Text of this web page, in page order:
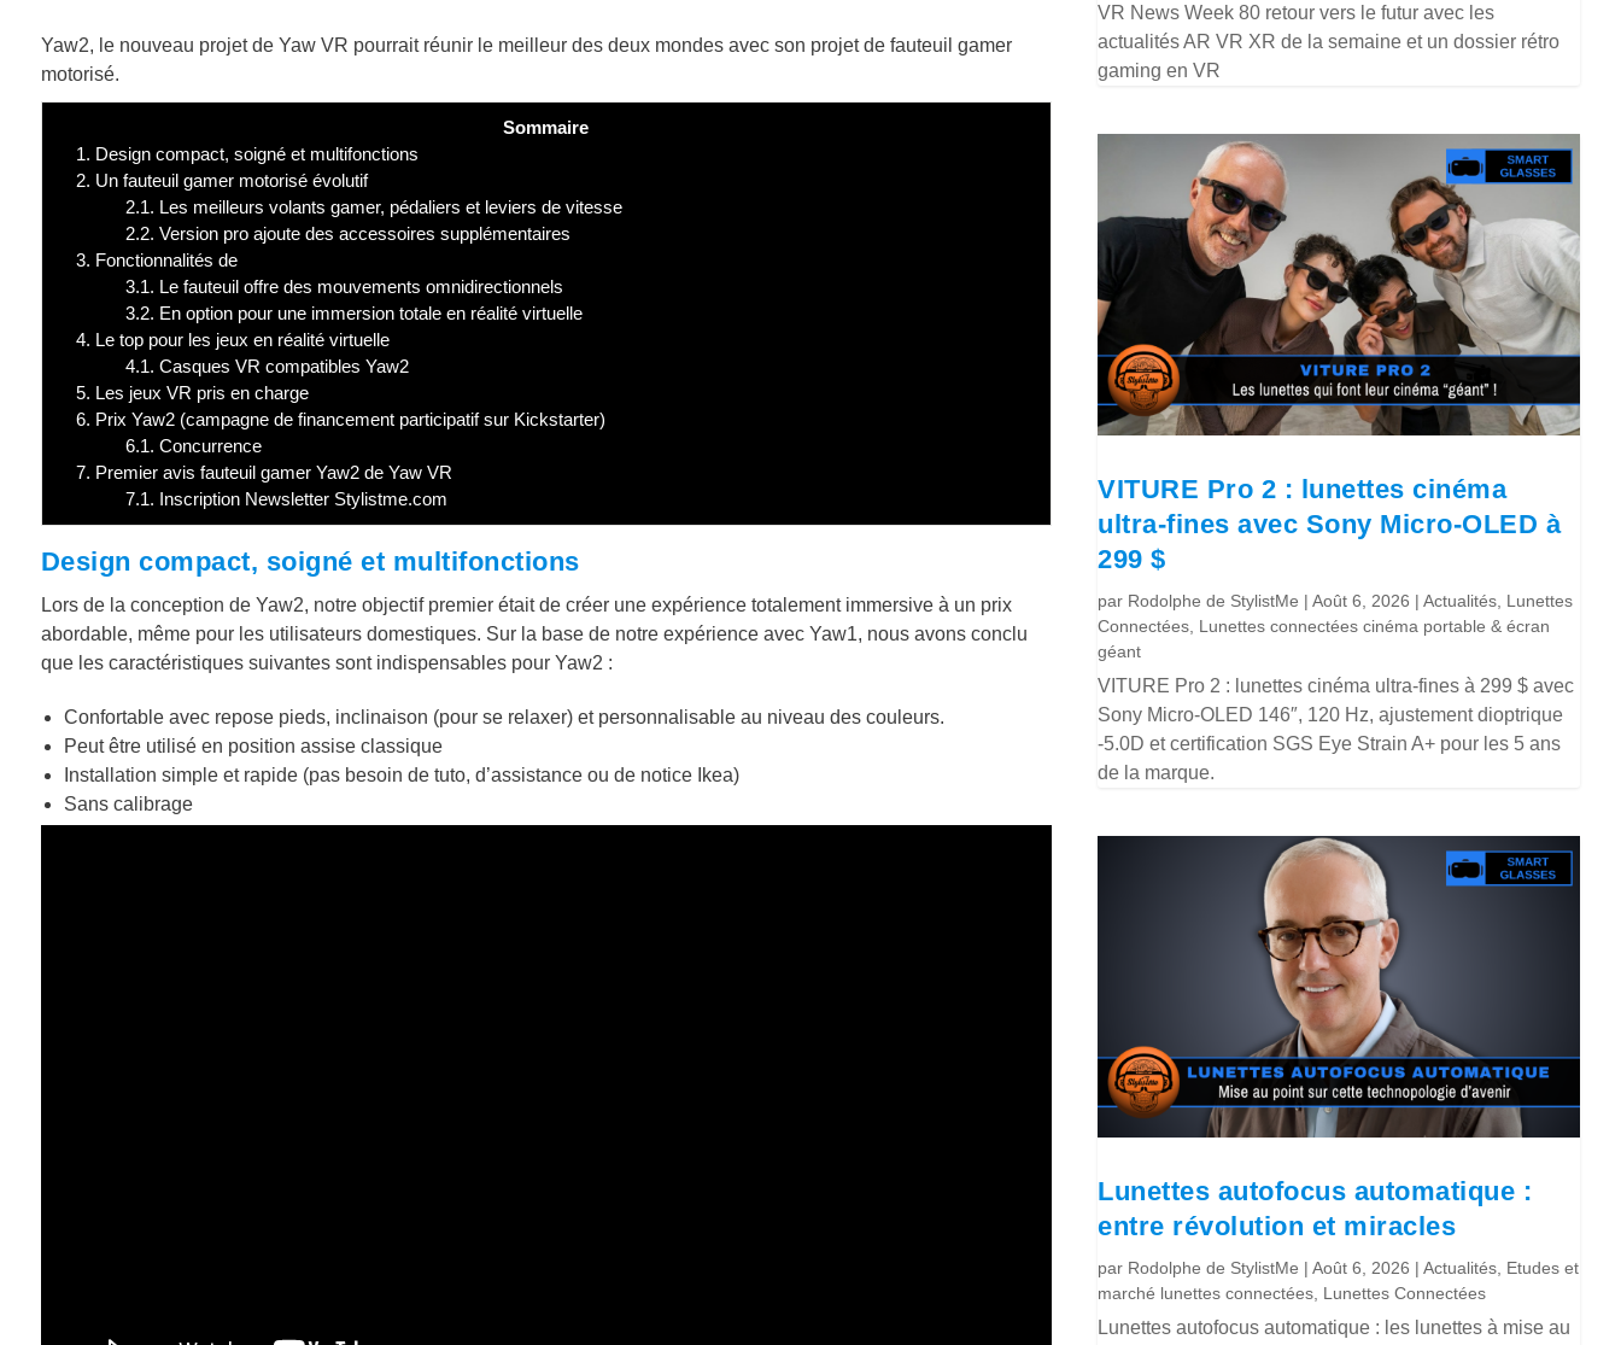
Yaw2, le nouveau projet de Yaw VR pourrait réunir le meilleur des deux mondes avec son projet de fauteuil gamer
motorisé.
Sommaire
1. Design compact, soigné et multifonctions
2. Un fauteuil gamer motorisé évolutif
2.1. Les meilleurs volants gamer, pédaliers et leviers de vitesse
2.2. Version pro ajoute des accessoires supplémentaires
3. Fonctionnalités de
3.1. Le fauteuil offre des mouvements omnidirectionnels
3.2. En option pour une immersion totale en réalité virtuelle
4. Le top pour les jeux en réalité virtuelle
4.1. Casques VR compatibles Yaw2
5. Les jeux VR pris en charge
6. Prix Yaw2 (campagne de financement participatif sur Kickstarter)
6.1. Concurrence
7. Premier avis fauteuil gamer Yaw2 de Yaw VR
7.1. Inscription Newsletter Stylistme.com
Design compact, soigné et multifonctions
Lors de la conception de Yaw2, notre objectif premier était de créer une expérience totalement immersive à un prix
abordable, même pour les utilisateurs domestiques. Sur la base de notre expérience avec Yaw1, nous avons conclu
que les caractéristiques suivantes sont indispensables pour Yaw2 :
Confortable avec repose pieds, inclinaison (pour se relaxer) et personnalisable au niveau des couleurs.
Peut être utilisé en position assise classique
Installation simple et rapide (pas besoin de tuto, d’assistance ou de notice Ikea)
Sans calibrage
VR News Week 80 retour vers le futur avec les
actualités AR VR XR de la semaine et un dossier rétro
gaming en VR
VITURE Pro 2 : lunettes cinéma
ultra-fines avec Sony Micro-OLED à
299 $
par Rodolphe de StylistMe |Août 6, 2026 |Actualités Lunettes
Connectées Lunettes connectées cinéma portable & écran
géant
VITURE Pro 2 : lunettes cinéma ultra-fines à 299 $ avec
Sony Micro-OLED 146″, 120 Hz, ajustement dioptrique
-5.0D et certification SGS Eye Strain A+ pour les 5 ans
de la marque.
Lunettes autofocus automatique :
entre révolution et miracles
par Rodolphe de StylistMe |Août 6, 2026 |Actualités Etudes et
marché lunettes connectées Lunettes Connectées
Lunettes autofocus automatique : les lunettes à mise au